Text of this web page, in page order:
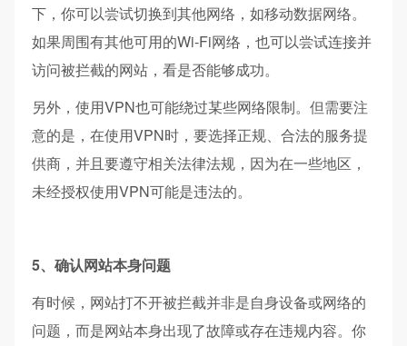
下，你可以尝试切换到其他网络，如移动数据网络。
如果周围有其他可用的Wi-Fi网络，也可以尝试连接并
访问被拦截的网站，看是否能够成功。
另外，使用VPN也可能绕过某些网络限制。但需要注
意的是，在使用VPN时，要选择正规、合法的服务提
供商，并且要遵守相关法律法规，因为在一些地区，
未经授权使用VPN可能是违法的。​
5、确认网站本身问题​
有时候，网站打不开被拦截并非是自身设备或网络的
问题，而是网站本身出现了故障或存在违规内容。你